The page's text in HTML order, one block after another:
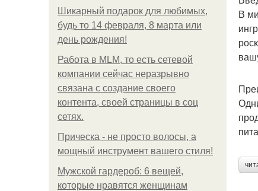
Шикарный подарок для любимых,
будь то 14 февраля, 8 марта или
день рождения!
Работа в MLM, то есть сетевой
компании сейчас неразрывно
связана с создание своего
контента, своей страницы в соц
сетях.
Прическа - не просто волосы, а
мощный инструмент вашего стиля!
Мужской гардероб: 6 вещей,
которые нравятся женщинам
В